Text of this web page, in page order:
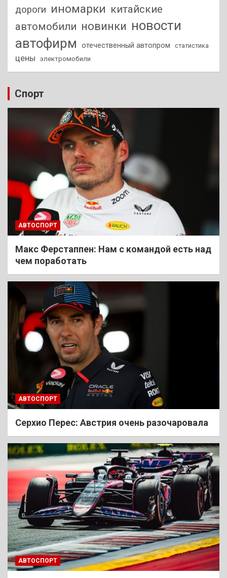
дороги иномарки китайские
автомобили новинки новости
автофирм
отечественный автопром статистика
цены электромобили
Спорт
АВТОСПОРТ
Макс Ферстаппен: Нам с командой есть над
чем поработать
АВТОСПОРТ
Cерхио Перес: Австрия очень разочаровала
АВТОСПОРТ